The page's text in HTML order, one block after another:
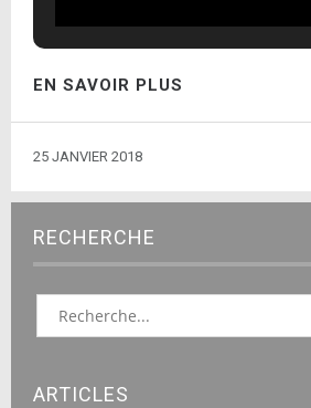
EN SAVOIR PLUS
25 JANVIER 2018
RECHERCHE
ARTICLES